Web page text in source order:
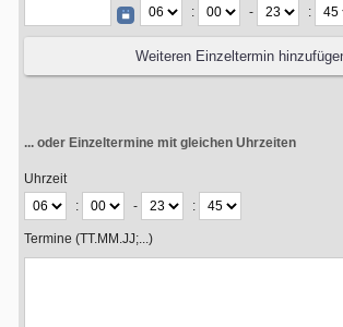
:
- :
... oder Einzeltermine mit gleichen Uhrzeiten
Uhrzeit
:
- :
Termine (TT.MM.JJ;...)